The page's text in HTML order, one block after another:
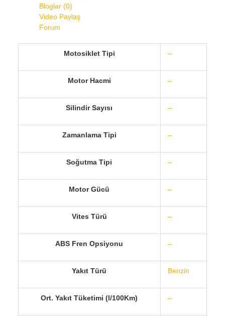
Bloglar (0)
Video Paylaş
Forum
Motosiklet Tipi –
Motor Hacmi –
Silindir Sayısı –
Zamanlama Tipi –
Soğutma Tipi –
Motor Gücü –
Vites Türü –
ABS Fren Opsiyonu –
Yakıt Türü Benzin
Ort. Yakıt Tüketimi (l/100Km) –